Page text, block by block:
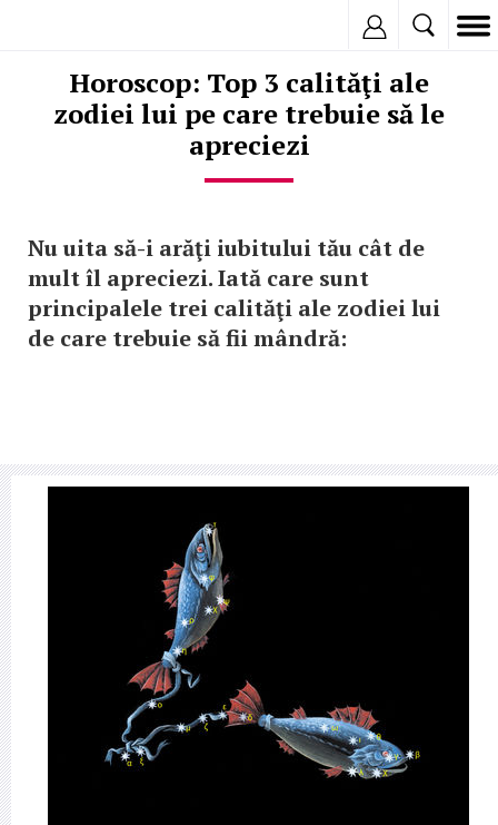
Horoscop: Top 3 calităţi ale
zodiei lui pe care trebuie să le
apreciezi
Nu uita să-i arăţi iubitului tău cât de
mult îl apreciezi. Iată care sunt
principalele trei calităţi ale zodiei lui
de care trebuie să fii mândră: